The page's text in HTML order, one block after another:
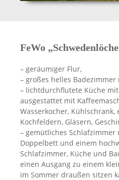
FeWo
– geräumiger Flur,
– großes helles Badezimmer
– lichtdurchflutete Küche
ausgestattet mit
Wasserkocher,
Kochfeldern, Gläsern,
– gemütliches
Doppelbett und einem
Schlafzimmer, Küche und
einen Ausgang zu einem
im Sommer draußen sitzen